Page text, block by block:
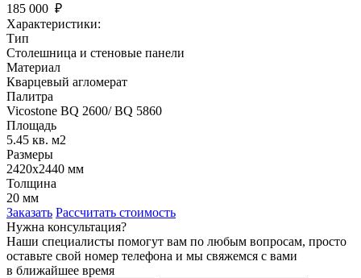
185 000 ₽
Характеристики:
Тип
Столешница и стеновые панели
Материал
Кварцевый агломерат
Палитра
Vicostone BQ 2600/ BQ 5860
Площадь
5.45 кв. м2
Размеры
2420х2440 мм
Толщина
20 мм
Заказать Рассчитать стоимость
Нужна консультация?
Наши специалисты помогут вам по любым вопросам, просто
оставьте свой номер телефона и мы свяжемся с вами
в ближайшее время